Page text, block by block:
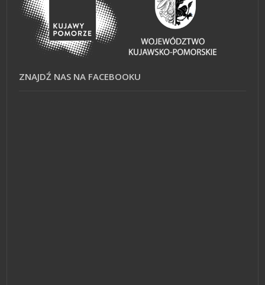
ZNAJDŹ NAS NA FACEBOOKU